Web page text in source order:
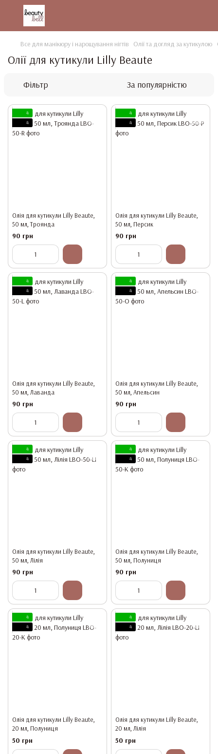
Все для манікюру і нарощування нігтів Олії та догляд за кутикулою
Олії для кутикули Lilly Beaute
Фільтр За популярністю
4
4
Олія для кутикули Lilly Beaute,
50 мл, Троянда
90 грн
4
4
Олія для кутикули Lilly Beaute,
50 мл, Персик
90 грн
4
4
Олія для кутикули Lilly Beaute,
50 мл, Лаванда
90 грн
4
4
Олія для кутикули Lilly Beaute,
50 мл, Апельсин
90 грн
4
4
Олія для кутикули Lilly Beaute,
50 мл, Лілія
90 грн
4
4
Олія для кутикули Lilly Beaute,
50 мл, Полуниця
90 грн
4
4
Олія для кутикули Lilly Beaute,
20 мл, Полуниця
50 грн
4
4
Олія для кутикули Lilly Beaute,
20 мл, Лілія
50 грн